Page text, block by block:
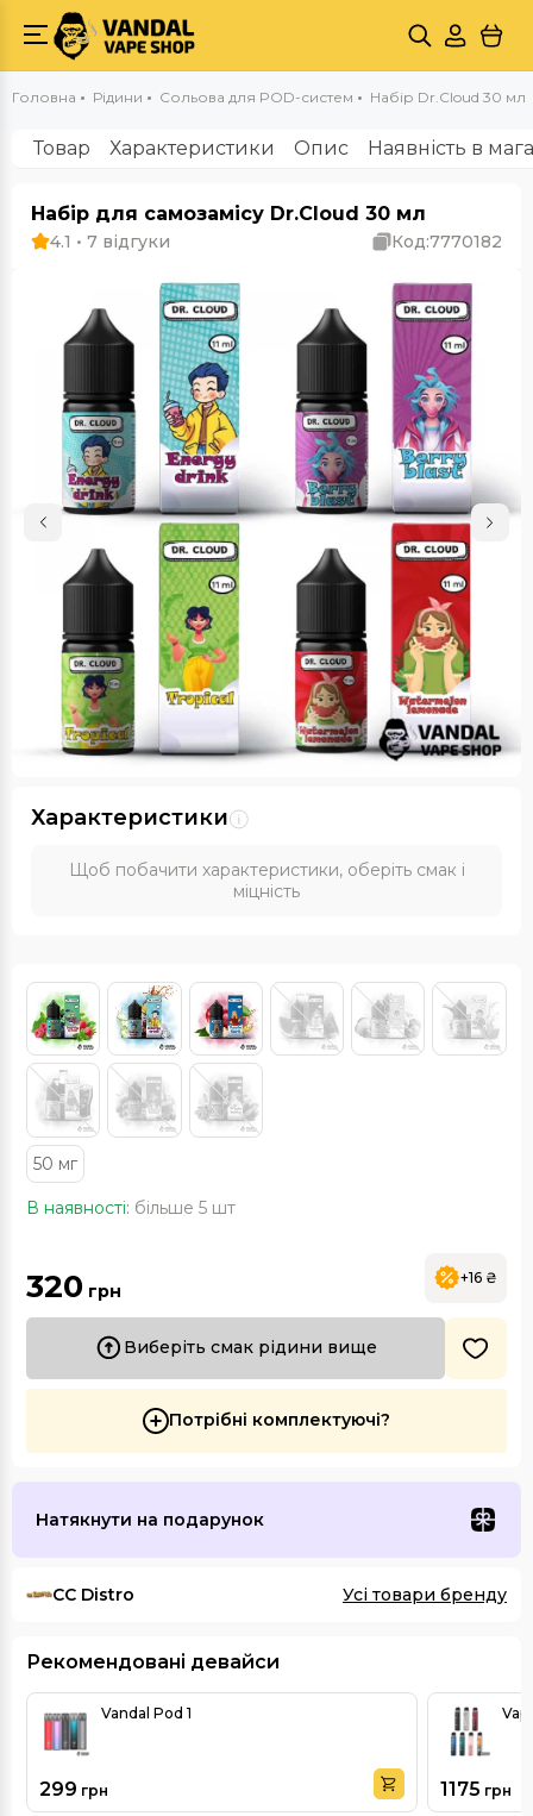
Головна Рідини Сольова для POD-систем Набір Dr.Cloud 30 мл
Товар Характеристики Опис Наявність в
Набір для самозамісу Dr.Cloud 30 мл
4.1 • 7 відгуки Код:7770182
Характеристики
Щоб побачити характеристики, оберіть смак і
міцність
50 мг
В наявності: більше 5 шт
320 грн
+16 ₴
Виберіть смак рідини вище
Потрібні комплектуючі?
Натякнути на подарунок
CC Distro Усі товари бренду
Рекомендовані девайси
Vandal Pod 1
299 грн 1175 грн